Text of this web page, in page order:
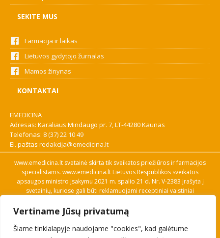
Vertiname Jūsų privatumą
Šiame tinklalapyje naudojame "cookies", kad galėtume
SEKITE MUS
Farmacija ir laikas
Lietuvos gydytojo žurnalas
Mamos žinynas
KONTAKTAI
EMEDICINA
Adresas: Karaliaus Mindaugo pr. 7, LT-44280 Kaunas
Telefonas: 8 (37) 22 10 49
El. paštas redakcija@emedicina.lt
www.emedicina.lt svetainė skirta tik sveikatos priežiūros ir farmacijos
specialistams. www.emedicina.lt Lietuvos Respublikos sveikatos
apsaugos ministro įsakymu 2021 m. spalio 21 d. Nr. V-2383 įrašyta į
svetainių, kuriose gali būti reklamuojami receptiniai vaistiniai
savo profesinę kvalifikaciją. Naudingos nuorodos: Vaistų ir medicinos
pagalbos priemonių kainų paieška, VVKT tinklalapis, Sveikatos
priežiūros ar farmacijos specialisto pranešimo apie įtariamą